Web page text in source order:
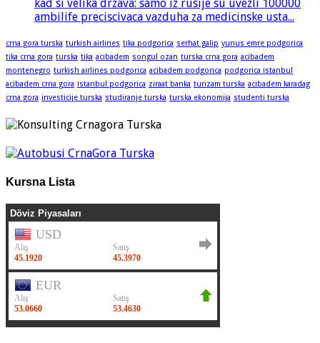
kad si velika drzava: samo iz rusije su uvezli 100000
ambilife preciscivaca vazduha za medicinske usta...
crna gora turska turkish airlines tika podgorica serhat galip yunus emre podgorica
tika crna gora turska tika acibadem songul ozan turska crna gora acibadem
montenegro turkish airlines podgorica acibadem podgorica podgorica istanbul
acibadem crna gora istanbul podgorica ziraat banka turizam turska acibadem karadag
crna gora investicije turska studiranje turska turska ekonomija studenti turska
Kursna Lista